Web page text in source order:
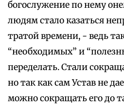
богослужение по нему
людям стало казаться
тратой времени, - ведь
“необходимых” и
переделать. Стали
но так как сам Устав не
можно сокращать его до